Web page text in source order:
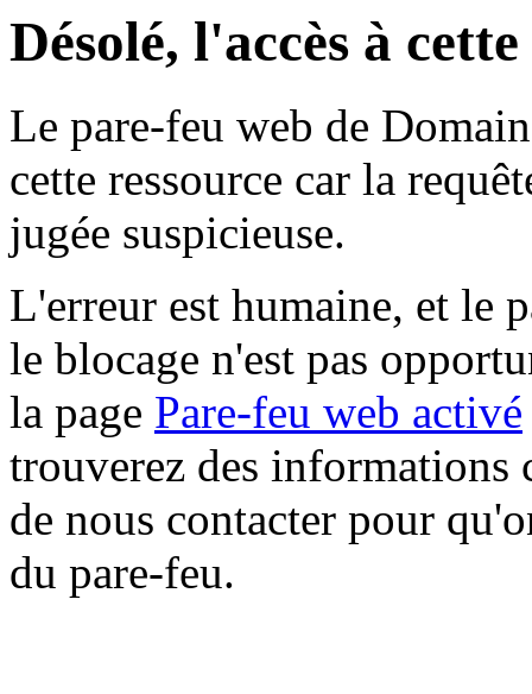
Désolé, l'accès à
Le pare-feu web de
cette ressource car la
jugée suspicieuse.
L'erreur est humaine, et le
le blocage n'est pas
la page Pare-feu web activé
trouverez des informations
de nous contacter pour
du pare-feu.